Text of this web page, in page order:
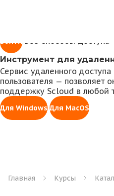
Доступ к личному
управления правами,
Войти Все способы доступа
Инструмент для
Сервис удаленного
пользователя — позволяет
поддержку Scloud в любой
Для Windows Для MacOS
Главная Курсы